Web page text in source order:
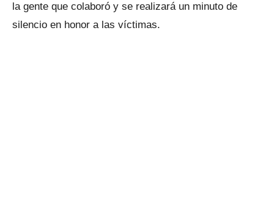
la gente que colaboró y se realizará un minuto de
silencio en honor a las víctimas.